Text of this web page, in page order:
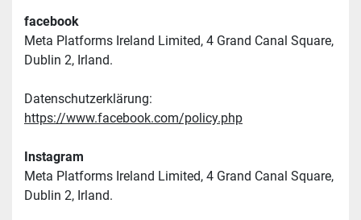
facebook
Meta Platforms Ireland Limited, 4 Grand Canal Square,
Dublin 2, Irland.
https://www.facebook.com/policy.php
Instagram
Meta Platforms Ireland Limited, 4 Grand Canal Square,
Dublin 2, Irland.